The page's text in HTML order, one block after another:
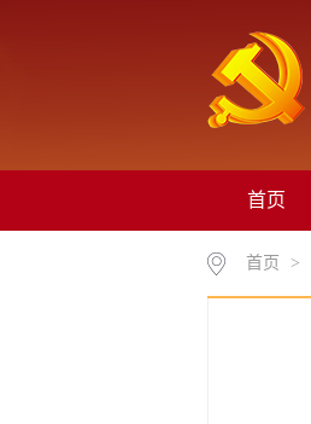
首页
首页 >